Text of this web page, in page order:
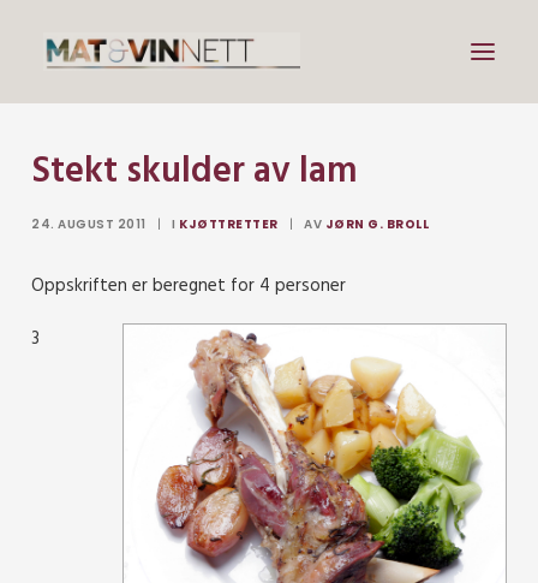
Mat
Lenker
Stekt skulder av lam
24. AUGUST 2011 | I KJØTTRETTER | AV JØRN G. BROLL
Oppskriften er beregnet for 4 personer
3